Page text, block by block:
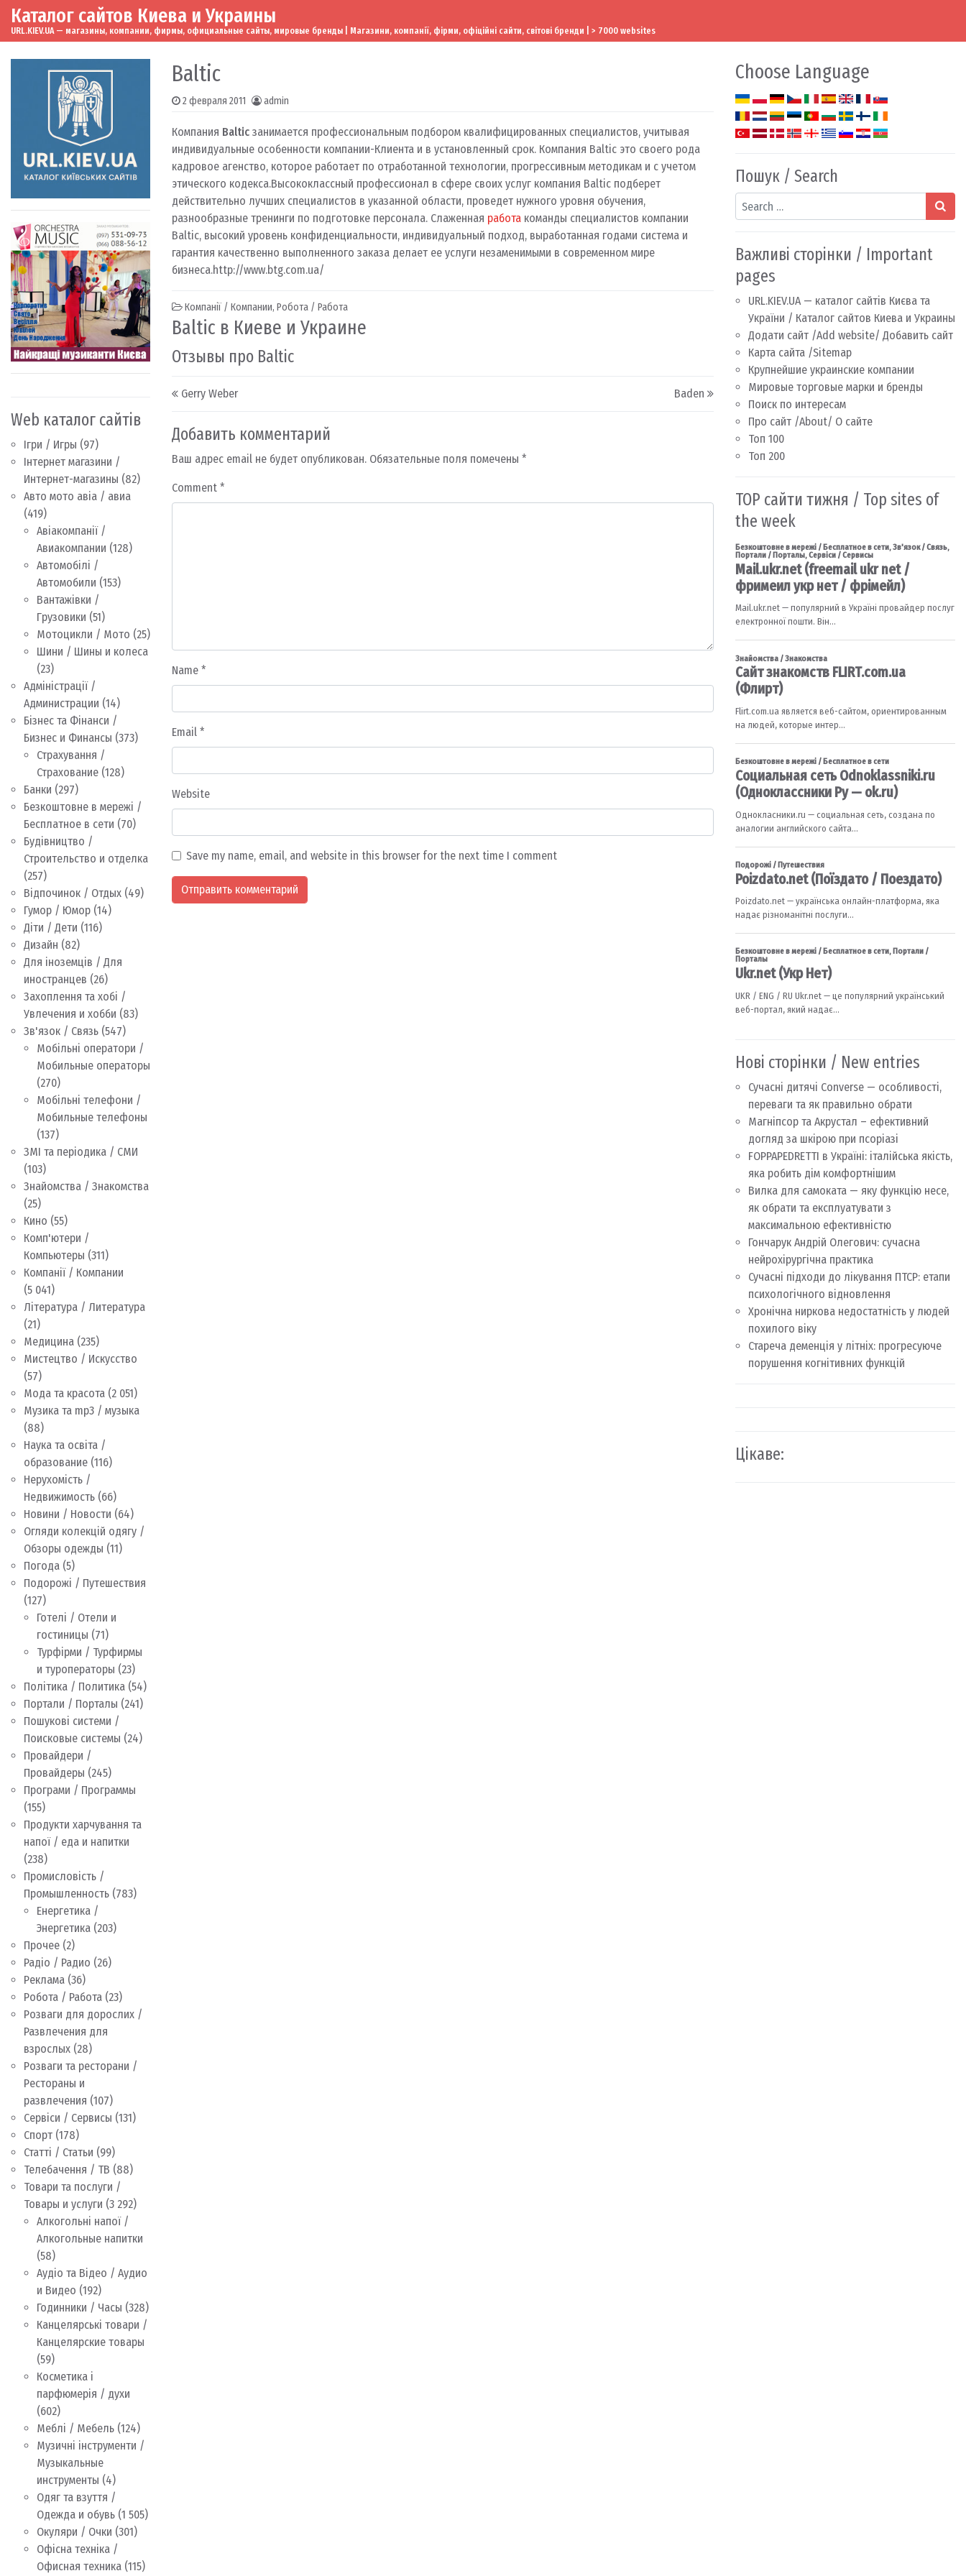
Skip to content
Main Navigation
Каталог сайтов Киева и Украины
URL.KIEV.UA — магазины, компании, фирмы, официальные сайты, мировые бренды | Магазини, компанії, фірми, офіційні сайти, світові бренди | > 7000 websites
Web каталог сайтів
Ігри / Игры (97)
Інтернет магазини /
Интернет-магазины (82)
Авто мото авіа / авиа
(419)
Авіакомпанії /
Авиакомпании (128)
Автомобілі /
Автомобили (153)
Вантажівки /
Грузовики (51)
Мотоцикли / Мото (25)
Шини / Шины и колеса
(23)
Адміністрації /
Администрации (14)
Бізнес та Фінанси /
Бизнес и Финансы (373)
Страхування /
Страхование (128)
Банки (297)
Безкоштовне в мережі /
Бесплатное в сети (70)
Будівництво /
Строительство и отделка
(257)
Відпочинок / Отдых (49)
Гумор / Юмор (14)
Діти / Дети (116)
Дизайн (82)
Для іноземців / Для
иностранцев (26)
Захоплення та хобі /
Увлечения и хобби (83)
Зв'язок / Связь (547)
Мобільні оператори /
Мобильные операторы
(270)
Мобільні телефони /
Мобильные телефоны
(137)
ЗМІ та періодика / СМИ
(103)
Знайомства / Знакомства
(25)
Кино (55)
Комп'ютери /
Компьютеры (311)
Компанії / Компании
(5 041)
Література / Литература
(21)
Медицина (235)
Мистецтво / Искусство
(57)
Мода та красота (2 051)
Музика та mp3 / музыка
(88)
Наука та освіта /
образование (116)
Нерухомість /
Недвижимость (66)
Новини / Новости (64)
Огляди колекцій одягу /
Обзоры одежды (11)
Погода (5)
Подорожі / Путешествия
(127)
Готелі / Отели и
гостиницы (71)
Турфірми / Турфирмы
и туроператоры (23)
Політика / Политика (54)
Портали / Порталы (241)
Пошукові системи /
Поисковые системы (24)
Провайдери /
Провайдеры (245)
Програми / Программы
(155)
Продукти харчування та
напої / еда и напитки
(238)
Промисловість /
Промышленность (783)
Енергетика /
Энергетика (203)
Прочее (2)
Радіо / Радио (26)
Реклама (36)
Робота / Работа (23)
Розваги для дорослих /
Развлечения для
взрослых (28)
Розваги та ресторани /
Рестораны и
развлечения (107)
Сервіси / Сервисы (131)
Спорт (178)
Статті / Статьи (99)
Телебачення / ТВ (88)
Товари та послуги /
Товары и услуги (3 292)
Алкогольні напої /
Алкогольные напитки
(58)
Аудіо та Відео / Аудио
и Видео (192)
Годинники / Часы (328)
Канцелярські товари /
Канцелярские товары
(59)
Косметика і
парфюмерія / духи
(602)
Меблі / Мебель (124)
Музичні інструменти /
Музыкальные
инструменты (4)
Одяг та взуття /
Одежда и обувь (1 505)
Окуляри / Очки (301)
Офісна техніка /
Офисная техника (115)
Baltic
2 февраля 2011 admin
Компания Baltic занимается профессиональным подбором квалифицированных специалистов, учитывая
индивидуальные особенности компании-Клиента и в установленный срок. Компания Baltic это своего рода
кадровое агенство, которое работает по отработанной технологии, прогрессивным методикам и с учетом
этического кодекса.Высококлассный профессионал в сфере своих услуг компания Baltic подберет
действительно лучших специалистов в указанной области, проведет нужного уровня обучения,
разнообразные тренинги по подготовке персонала. Слаженная работа команды специалистов компании
Baltic, высокий уровень конфиденциальности, индивидуальный подход, выработанная годами система и
гарантия качественно выполненного заказа делает ее услуги незаменимыми в современном мире
бизнеса.http://www.btg.com.ua/
Компанії / Компании, Робота / Работа
Baltic в Киеве и Украине
Отзывы про Baltic
Post navigation
Gerry Weber Baden
Добавить комментарий
Ваш адрес email не будет опубликован. Обязательные поля помечены *
Comment *
Name *
Email *
Website
Save my name, email, and website in this browser for the next time I comment
Choose Language
Пошук / Search
Search
Важливі сторінки / Important
pages
URL.KIEV.UA — каталог сайтів Києва та
України / Каталог сайтов Киева и Украины
Додати сайт /Add website/ Добавить сайт
Карта сайта /Sitemap
Крупнейшие украинские компании
Мировые торговые марки и бренды
Поиск по интересам
Про сайт /About/ О сайте
Топ 100
Топ 200
TOP сайти тижня / Top sites of
the week
Нові сторінки / New entries
Сучасні дитячі Converse — особливості,
переваги та як правильно обрати
Магніпсор та Акрустал – ефективний
догляд за шкірою при псоріазі
FOPPAPEDRETTI в Україні: італійська якість,
яка робить дім комфортнішим
Вилка для самоката — яку функцію несе,
як обрати та експлуатувати з
максимальною ефективністю
Гончарук Андрій Олегович: сучасна
нейрохірургічна практика
Сучасні підходи до лікування ПТСР: етапи
психологічного відновлення
Хронічна ниркова недостатність у людей
похилого віку
Стареча деменція у літніх: прогресуюче
порушення когнітивних функцій
Цікаве: